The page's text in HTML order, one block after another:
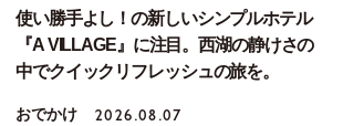
使い勝手よし！の新しいシンプルホテル
『A VILLAGE』に注目。西湖の静けさの
中でクイックリフレッシュの旅を。
おでかけ 2026.08.07